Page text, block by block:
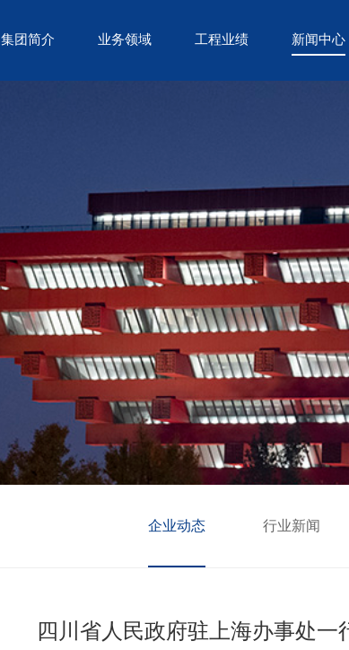
集团简介 业务领域 工程业绩 新闻中心
企业动态 行业新闻
四川省人民政府驻上海办事处